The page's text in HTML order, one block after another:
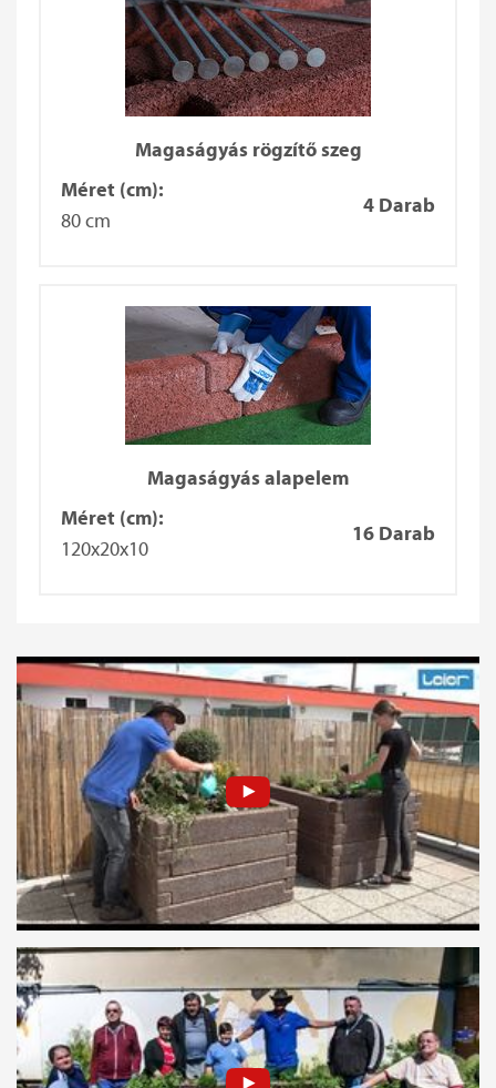
Magaságyás rögzítő szeg
Méret (cm):
80 cm
4 Darab
Magaságyás alapelem
Méret (cm):
120x20x10
16 Darab